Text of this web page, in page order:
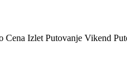
Izlet Putovanje Vikend